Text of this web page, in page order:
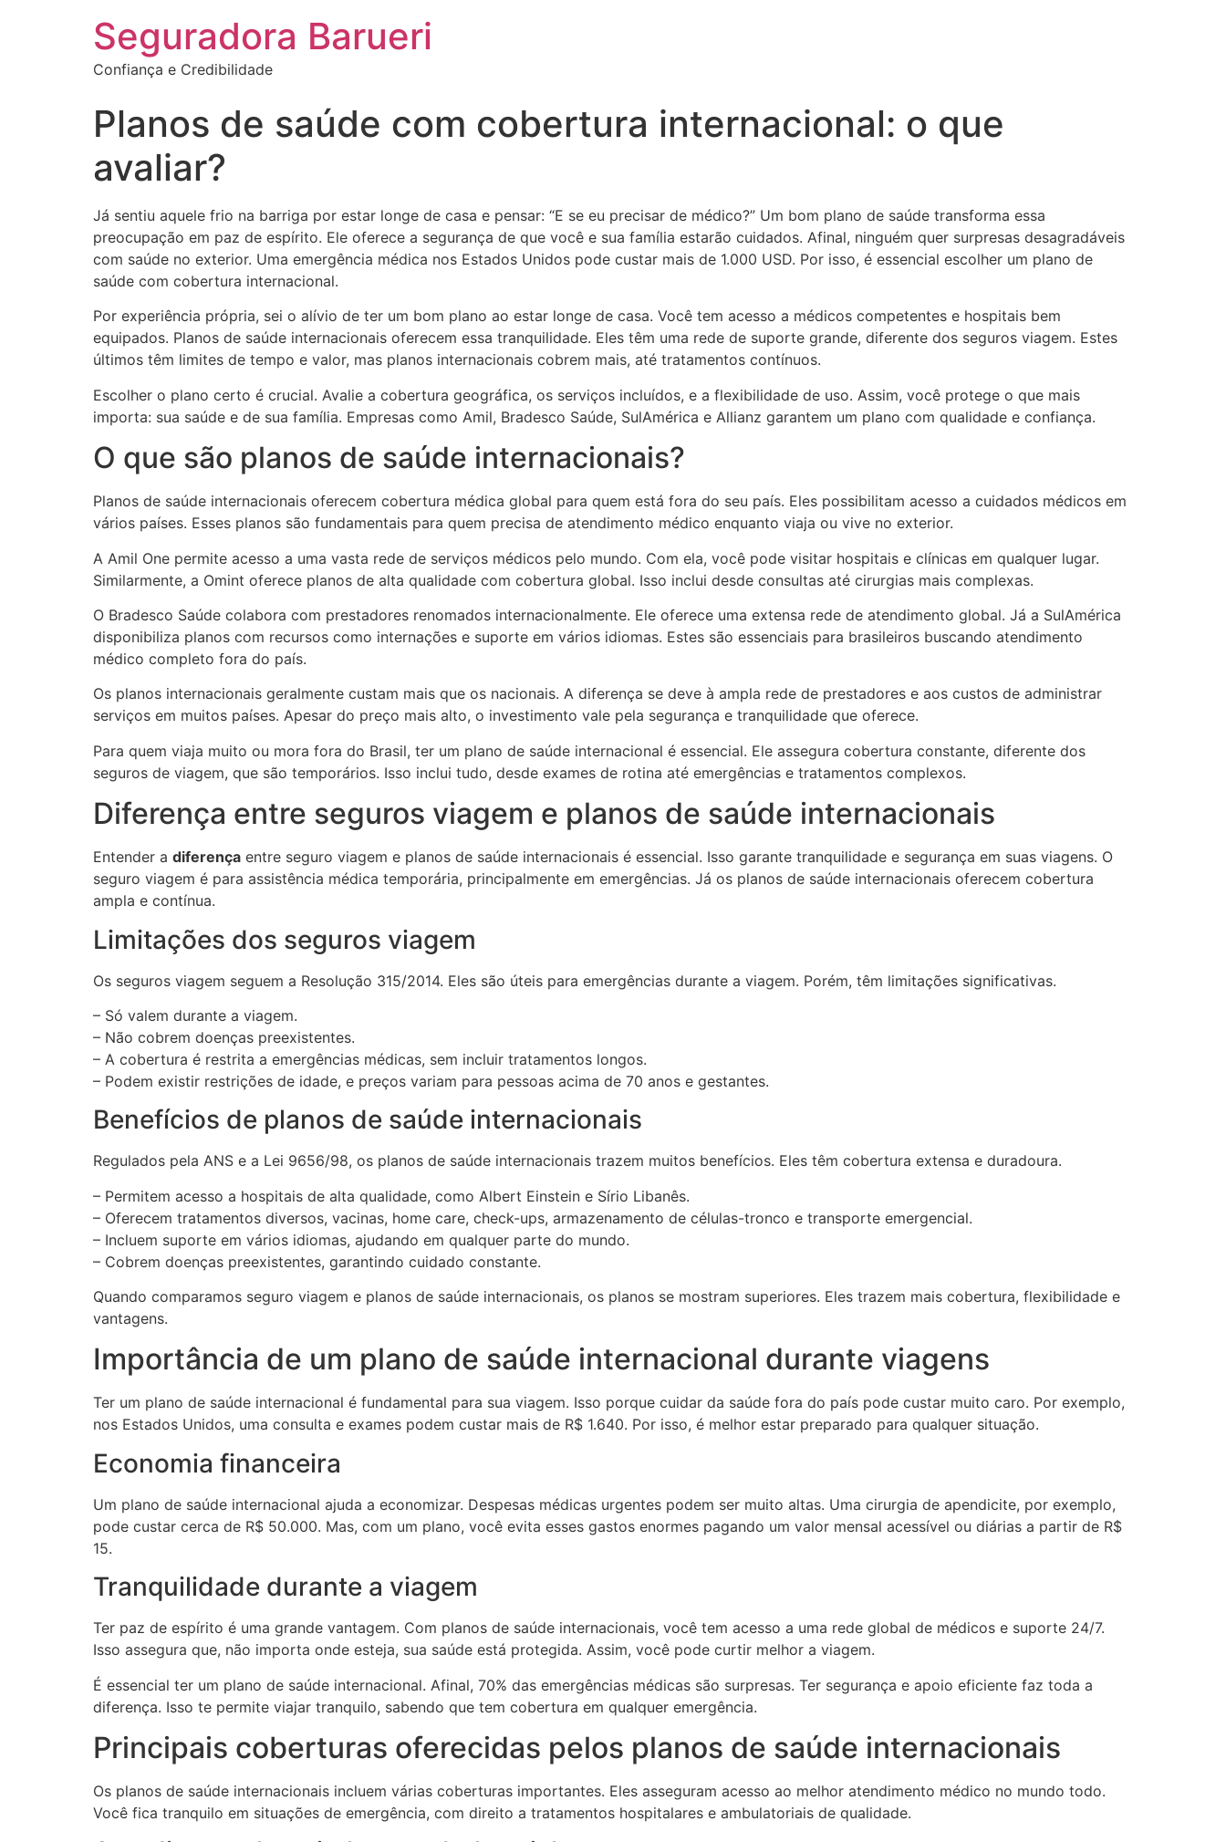
Seguradora Barueri
Confiança e Credibilidade
Planos de saúde com cobertura internacional: o que
avaliar?
Já sentiu aquele frio na barriga por estar longe de casa e pensar: “E se eu precisar de médico?” Um bom plano de saúde transforma essa
preocupação em paz de espírito. Ele oferece a segurança de que você e sua família estarão cuidados. Afinal, ninguém quer surpresas desagradáveis
com saúde no exterior. Uma emergência médica nos Estados Unidos pode custar mais de 1.000 USD. Por isso, é essencial escolher um plano de
saúde com cobertura internacional.
Por experiência própria, sei o alívio de ter um bom plano ao estar longe de casa. Você tem acesso a médicos competentes e hospitais bem
equipados. Planos de saúde internacionais oferecem essa tranquilidade. Eles têm uma rede de suporte grande, diferente dos seguros viagem. Estes
últimos têm limites de tempo e valor, mas planos internacionais cobrem mais, até tratamentos contínuos.
Escolher o plano certo é crucial. Avalie a cobertura geográfica, os serviços incluídos, e a flexibilidade de uso. Assim, você protege o que mais
importa: sua saúde e de sua família. Empresas como Amil, Bradesco Saúde, SulAmérica e Allianz garantem um plano com qualidade e confiança.
O que são planos de saúde internacionais?
Planos de saúde internacionais oferecem cobertura médica global para quem está fora do seu país. Eles possibilitam acesso a cuidados médicos em
vários países. Esses planos são fundamentais para quem precisa de atendimento médico enquanto viaja ou vive no exterior.
A Amil One permite acesso a uma vasta rede de serviços médicos pelo mundo. Com ela, você pode visitar hospitais e clínicas em qualquer lugar.
Similarmente, a Omint oferece planos de alta qualidade com cobertura global. Isso inclui desde consultas até cirurgias mais complexas.
O Bradesco Saúde colabora com prestadores renomados internacionalmente. Ele oferece uma extensa rede de atendimento global. Já a SulAmérica
disponibiliza planos com recursos como internações e suporte em vários idiomas. Estes são essenciais para brasileiros buscando atendimento
médico completo fora do país.
Os planos internacionais geralmente custam mais que os nacionais. A diferença se deve à ampla rede de prestadores e aos custos de administrar
serviços em muitos países. Apesar do preço mais alto, o investimento vale pela segurança e tranquilidade que oferece.
Para quem viaja muito ou mora fora do Brasil, ter um plano de saúde internacional é essencial. Ele assegura cobertura constante, diferente dos
seguros de viagem, que são temporários. Isso inclui tudo, desde exames de rotina até emergências e tratamentos complexos.
Diferença entre seguros viagem e planos de saúde internacionais
Entender a diferença entre seguro viagem e planos de saúde internacionais é essencial. Isso garante tranquilidade e segurança em suas viagens. O
seguro viagem é para assistência médica temporária, principalmente em emergências. Já os planos de saúde internacionais oferecem cobertura
ampla e contínua.
Limitações dos seguros viagem
Os seguros viagem seguem a Resolução 315/2014. Eles são úteis para emergências durante a viagem. Porém, têm limitações significativas.
– Só valem durante a viagem.
– Não cobrem doenças preexistentes.
– A cobertura é restrita a emergências médicas, sem incluir tratamentos longos.
– Podem existir restrições de idade, e preços variam para pessoas acima de 70 anos e gestantes.
Benefícios de planos de saúde internacionais
Regulados pela ANS e a Lei 9656/98, os planos de saúde internacionais trazem muitos benefícios. Eles têm cobertura extensa e duradoura.
– Permitem acesso a hospitais de alta qualidade, como Albert Einstein e Sírio Libanês.
– Oferecem tratamentos diversos, vacinas, home care, check-ups, armazenamento de células-tronco e transporte emergencial.
– Incluem suporte em vários idiomas, ajudando em qualquer parte do mundo.
– Cobrem doenças preexistentes, garantindo cuidado constante.
Quando comparamos seguro viagem e planos de saúde internacionais, os planos se mostram superiores. Eles trazem mais cobertura, flexibilidade e
vantagens.
Importância de um plano de saúde internacional durante viagens
Ter um plano de saúde internacional é fundamental para sua viagem. Isso porque cuidar da saúde fora do país pode custar muito caro. Por exemplo,
nos Estados Unidos, uma consulta e exames podem custar mais de R$ 1.640. Por isso, é melhor estar preparado para qualquer situação.
Economia financeira
Um plano de saúde internacional ajuda a economizar. Despesas médicas urgentes podem ser muito altas. Uma cirurgia de apendicite, por exemplo,
pode custar cerca de R$ 50.000. Mas, com um plano, você evita esses gastos enormes pagando um valor mensal acessível ou diárias a partir de R$
15.
Tranquilidade durante a viagem
Ter paz de espírito é uma grande vantagem. Com planos de saúde internacionais, você tem acesso a uma rede global de médicos e suporte 24/7.
Isso assegura que, não importa onde esteja, sua saúde está protegida. Assim, você pode curtir melhor a viagem.
É essencial ter um plano de saúde internacional. Afinal, 70% das emergências médicas são surpresas. Ter segurança e apoio eficiente faz toda a
diferença. Isso te permite viajar tranquilo, sabendo que tem cobertura em qualquer emergência.
Principais coberturas oferecidas pelos planos de saúde internacionais
Os planos de saúde internacionais incluem várias coberturas importantes. Eles asseguram acesso ao melhor atendimento médico no mundo todo.
Você fica tranquilo em situações de emergência, com direito a tratamentos hospitalares e ambulatoriais de qualidade.